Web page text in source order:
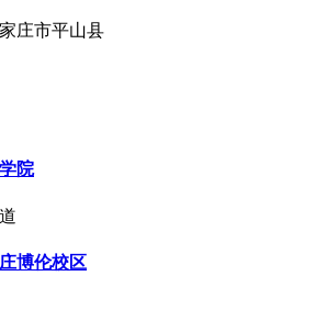
庄市平山县
院
博伦校区